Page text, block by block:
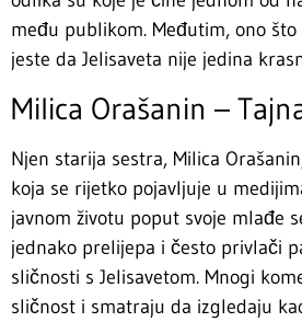
među publikom. Međutim, ono
jeste da Jelisaveta nije jedina
Milica Orašanin –
Njen starija sestra, Milica
koja se rijetko pojavljuje u
javnom životu poput svoje mlađe
jednako prelijepa i često privlači
sličnosti s Jelisavetom. Mnogi
sličnost i smatraju da izgledaju